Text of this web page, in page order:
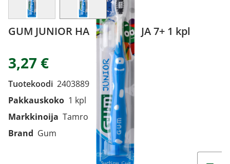
GUM JUNIOR HAMMASHARJA 7+ 1 kpl
3,27 €
Tuotekoodi 2403889
Pakkauskoko 1 kpl
Markkinoija Tamro Oyj
Brand Gum